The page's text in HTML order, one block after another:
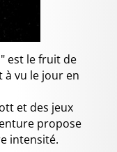
est le fruit de
à vu le jour en
et des jeux
propose
intensité.